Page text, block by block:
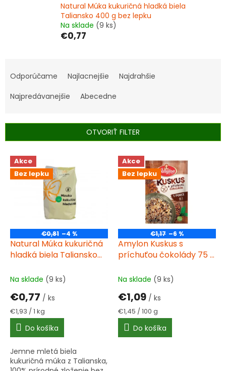
Natural Múka kukuričná hladká biela
Taliansko 400 g bez lepku
Na sklade (9 ks)
€0,77
a
e
p
o
Odporúčame Najlacnejšie
Najdrahšie
Najpredávanejšie
Abecedne
OTVORIŤ FILTER
V
p
o
d
Akce
Bez lepku
€0,81 –4 %
Natural Múka kukuričná
hladká biela Taliansko
Na sklade (9 ks)
€0,77 / ks
Jednotková
cena:
€1,93 / 1 kg
Do košíka
Jemne mletá biela
kukuričná múka z Talianska,
Akce
Bez lepku
€1,17 –6 %
Amylon Kuskus s
príchuťou čokolády 75 g
Na sklade (9 ks)
€1,09 / ks
Jednotková
cena:
€1,45 / 100 g
Do košíka